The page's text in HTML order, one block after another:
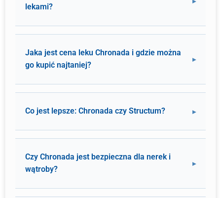
lekami?
Jaka jest cena leku Chronada i gdzie można
go kupić najtaniej?
Co jest lepsze: Chronada czy Structum?
Czy Chronada jest bezpieczna dla nerek i
wątroby?